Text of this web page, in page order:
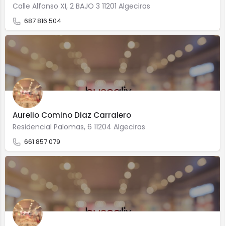
Calle Alfonso XI, 2 BAJO 3 11201 Algeciras
687 816 504
Aurelio Comino Diaz Carralero
Residencial Palomas, 6 11204 Algeciras
661 857 079